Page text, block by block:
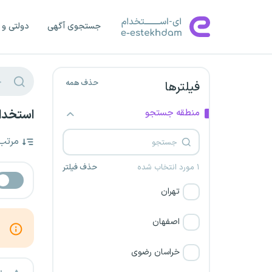
جستجوی آگهی دولتی
فیلترها حذف همه
منطقه جستجو
۱ مورد انتخاب شده حذف فیلتر
تهران
اصفهان
خراسان رضوی